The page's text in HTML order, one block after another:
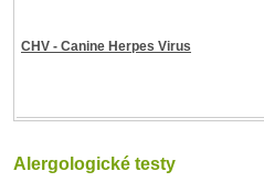
CHV - Canine Herpes Virus
Alergologické testy